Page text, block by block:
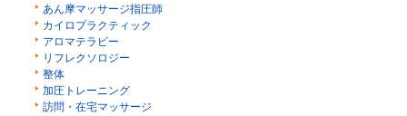
あん摩マッサージ指圧師
カイロプラクティック
アロマテラピー
リフレクソロジー
整体
加圧トレーニング
訪問・在宅マッサージ